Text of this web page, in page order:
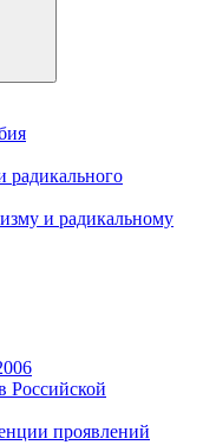
радикального
и радикальному
Российской
проявлений